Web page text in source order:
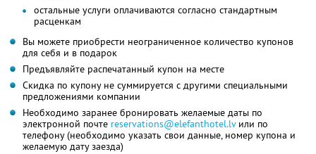
остальные услуги оплачиваются согласно стандартным
расценкам
Вы можете приобрести неограниченное количество купонов
для себя и в подарок
Предъявляйте распечатанный купон на месте
Скидка по купону не суммируется с другими специальными
предложениями компании
Необходимо заранее бронировать желаемые даты по
электронной почте reservations@elefanthotel.lvили по
телефону (необходимо указать свои данные, номер купона и
желаемую дату заезда)